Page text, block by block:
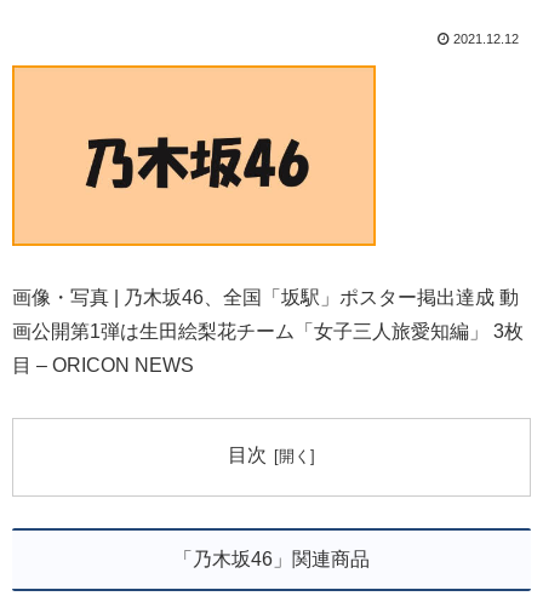
2021.12.12
画像・写真 | 乃木坂46、全国「坂駅」ポスター掲出達成 動
画公開第1弾は生田絵梨花チーム「女子三人旅愛知編」 3枚
目 – ORICON NEWS
目次
「乃木坂46」関連商品